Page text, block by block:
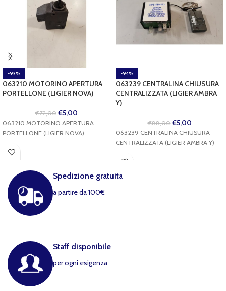
-93%
063210 MOTORINO APERTURA
PORTELLONE (LIGIER NOVA)
€72,00 €5,00
063210 MOTORINO APERTURA
PORTELLONE (LIGIER NOVA)
-94%
063239 CENTRALINA CHIUSURA
CENTRALIZZATA (LIGIER AMBRA
Y)
€88,00 €5,00
063239 CENTRALINA CHIUSURA
CENTRALIZZATA (LIGIER AMBRA Y)
Spedizione gratuita
a partire da 100€
Staff disponibile
per ogni esigenza